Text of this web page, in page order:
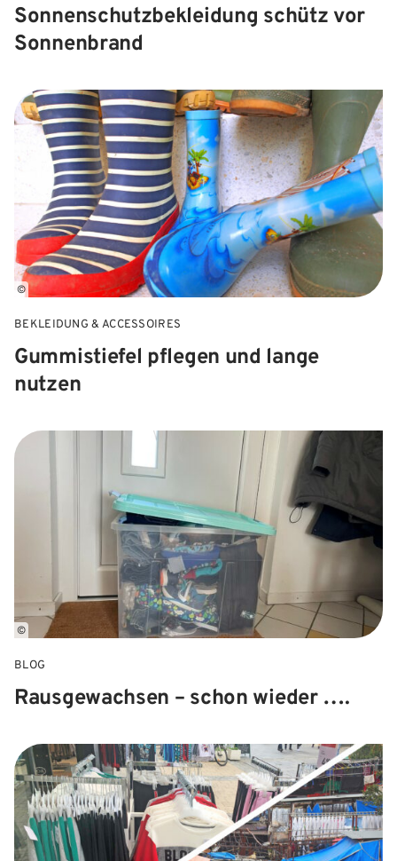
Sonnenschutzbekleidung schütz vor
Sonnenbrand
©
BEKLEIDUNG & ACCESSOIRES
Gummistiefel pflegen und lange
nutzen
©
BLOG
Rausgewachsen – schon wieder ….